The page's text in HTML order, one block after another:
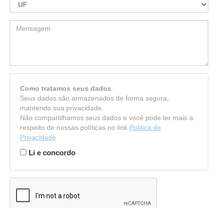
Como tratamos seus dados
Seus dados são armazenados de forma segura,
mantendo sua privacidade.
Não compartilhamos seus dados e você pode ler mais a
respeito de nossas políticas no link Politica de
Privacidade
Li e concordo